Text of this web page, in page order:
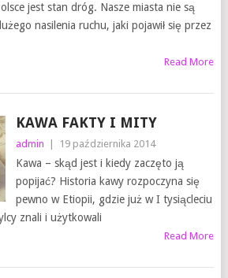
jest stan dróg. Nasze miasta nie są
nasilenia ruchu, jaki pojawił się przez
Read More
KAWA FAKTY I MITY
admin 19 października 2014
Kawa – skąd jest i kiedy zaczęto ją
popijać? Historia kawy rozpoczyna się
pewno w Etiopii, gdzie już w I tysiącleciu
znali i użytkowali
Read More